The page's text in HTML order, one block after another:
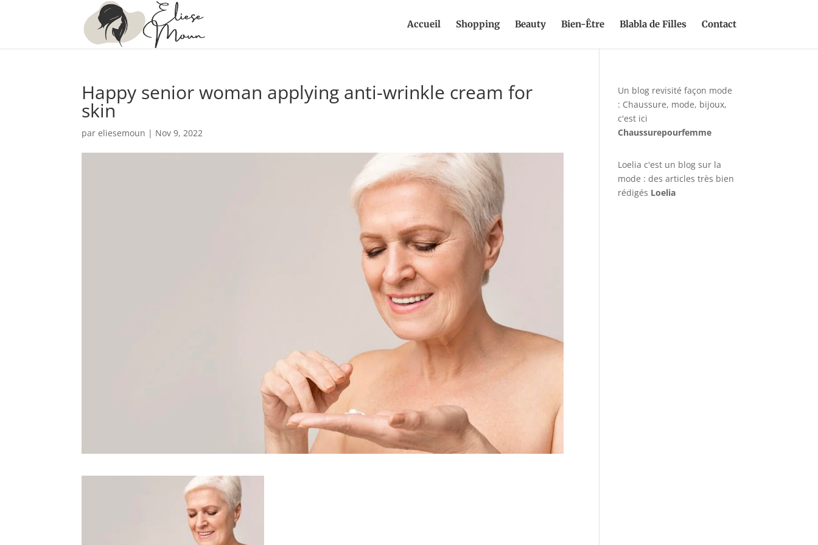
Accueil Shopping Beauty Bien-Être Blabla de Filles Contact
Happy senior woman applying anti-wrinkle cream for
skin
pareliesemoun | Nov 9, 2022
Un blog revisité façon mode
: Chaussure, mode, bijoux,
c'est ici
Chaussurepourfemme
Loelia c'est un blog sur la
mode : des articles très bien
rédigés Loelia